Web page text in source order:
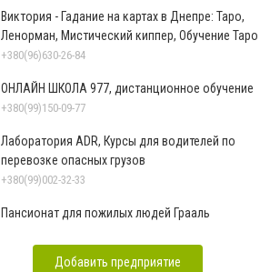
Виктория - Гадание на картах в Днепре: Таро,
Ленорман, Мистический киппер, Обучение Таро
+380(96)630-26-84
ОНЛАЙН ШКОЛА 977, дистанционное обучение
+380(99)150-09-77
Лаборатория ADR, Курсы для водителей по
перевозке опасных грузов
+380(99)002-32-33
Пансионат для пожилых людей Грааль
Добавить предприятие